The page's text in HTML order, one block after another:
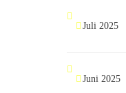
Juli 2025
Juni 2025